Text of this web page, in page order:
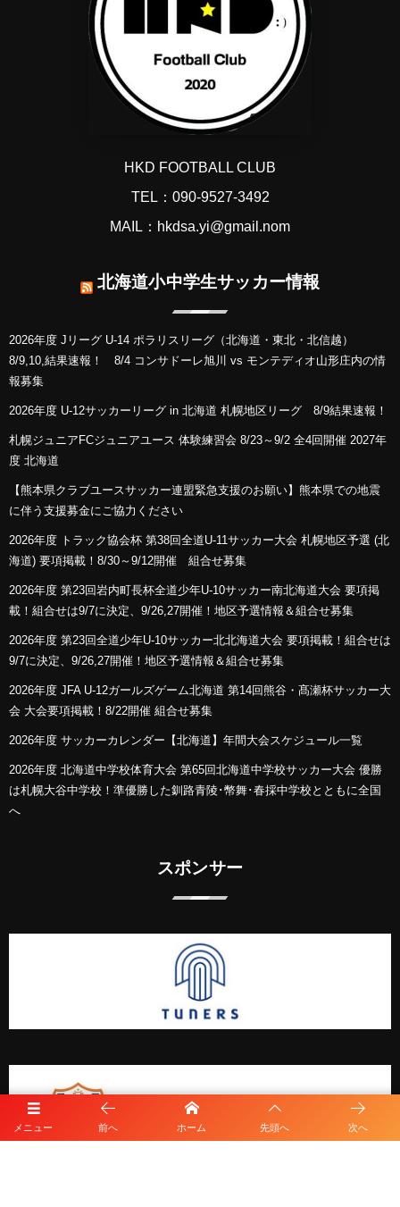
メニュー 前へ ホーム 先頭へ 次へ
HKD FOOTBALL CLUB
TEL：090-9527-3492
MAIL：hkdsa.yi@gmail.nom
北海道小中学生サッカー情報
2026年度 Jリーグ U-14 ポラリスリーグ（北海道・東北・北信越）
8/9,10,結果速報！ 8/4 コンサドーレ旭川 vs モンテディオ山形庄内の情
報募集
2026年度 U-12サッカーリーグ in 北海道 札幌地区リーグ 8/9結果速報！
札幌ジュニアFCジュニアユース 体験練習会 8/23～9/2 全4回開催 2027年
度 北海道
【熊本県クラブユースサッカー連盟緊急支援のお願い】熊本県での地震
に伴う支援募金にご協力ください
2026年度 トラック協会杯 第38回全道U-11サッカー大会 札幌地区予選 (北
海道) 要項掲載！8/30～9/12開催 組合せ募集
2026年度 第23回岩内町長杯全道少年U-10サッカー南北海道大会 要項掲
載！組合せは9/7に決定、9/26,27開催！地区予選情報＆組合せ募集
2026年度 第23回全道少年U-10サッカー北北海道大会 要項掲載！組合せは
9/7に決定、9/26,27開催！地区予選情報＆組合せ募集
2026年度 JFA U-12ガールズゲーム北海道 第14回熊谷・髙瀬杯サッカー大
会 大会要項掲載！8/22開催 組合せ募集
2026年度 サッカーカレンダー【北海道】年間大会スケジュール一覧
2026年度 北海道中学校体育大会 第65回北海道中学校サッカー大会 優勝
は札幌大谷中学校！準優勝した釧路青陵･幣舞･春採中学校とともに全国
へ
スポンサー